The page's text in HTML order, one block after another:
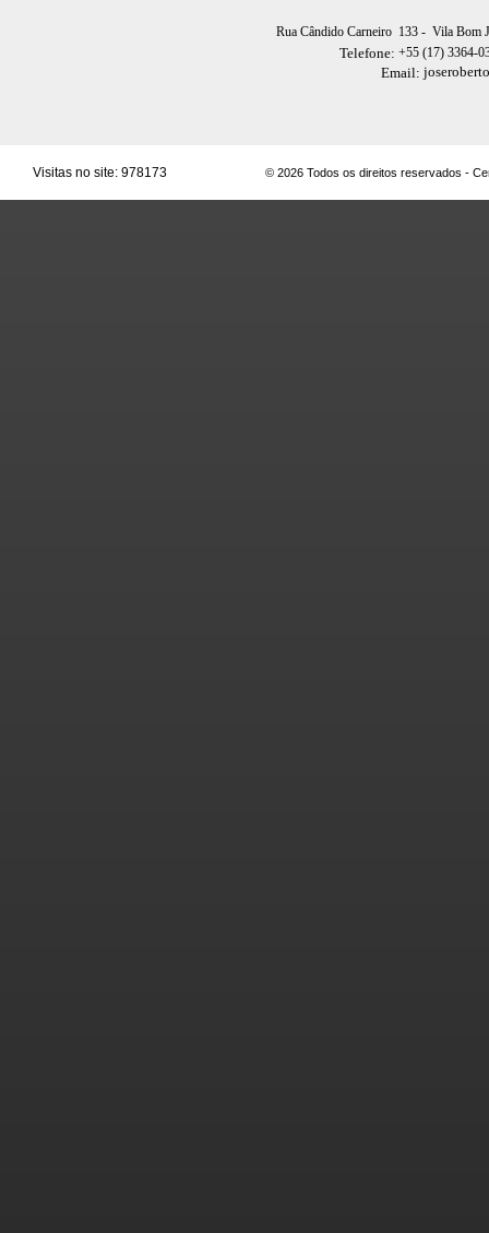
Rua Cândido Carneiro 133 - Vila Bom
Telefone: +55 (17) 3364-
Email:
Visitas no site: 978173 © 2026 Todos os direitos reservados -